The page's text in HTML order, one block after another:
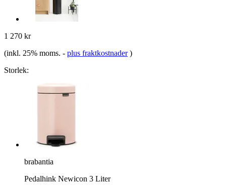
1 270 kr
(inkl. 25% moms. - plus fraktkostnader )
Storlek:
brabantia
Pedalhink Newicon 3 Liter